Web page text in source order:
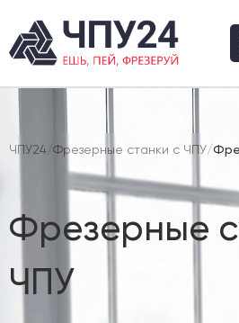
ЧПУ24/Фрезерные станки с ЧПУ/
Фрезерные
ЧПУ